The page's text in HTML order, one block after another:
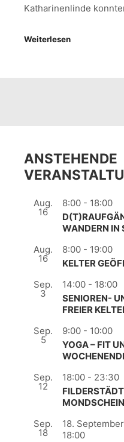
Katharinenlinde
Weiterlesen
ANSTEHENDE
Aug.
16
8:00 - 18:00
WANDERN IN
Aug.
16
8:00 - 19:00
KELTER
Sep.
3
14:00 - 18:00
SENIOREN-
FREIER
Sep.
5
9:00 - 10:00
YOGA – FIT
Sep.
12
18:00 - 23:30
Sep.
18
18.
18:00